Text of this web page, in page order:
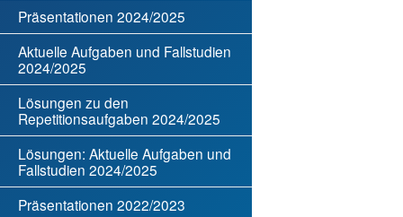
Präsentationen 2024/2025
Aktuelle Aufgaben und Fallstudien
2024/2025
Lösungen zu den
Repetitionsaufgaben 2024/2025
Lösungen: Aktuelle Aufgaben und
Fallstudien 2024/2025
Präsentationen 2022/2023